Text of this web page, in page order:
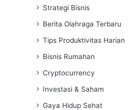
Strategi Bisnis
Berita Olahraga Terbaru
Tips Produktivitas Harian
Bisnis Rumahan
Cryptocurrency
Investasi & Saham
Gaya Hidup Sehat